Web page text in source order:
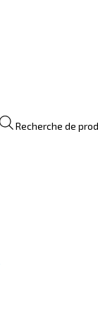
Recherche de